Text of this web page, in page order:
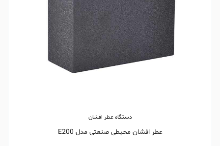
دستگاه عطر افشان
عطر افشان محیطی صنعتی مدل E200